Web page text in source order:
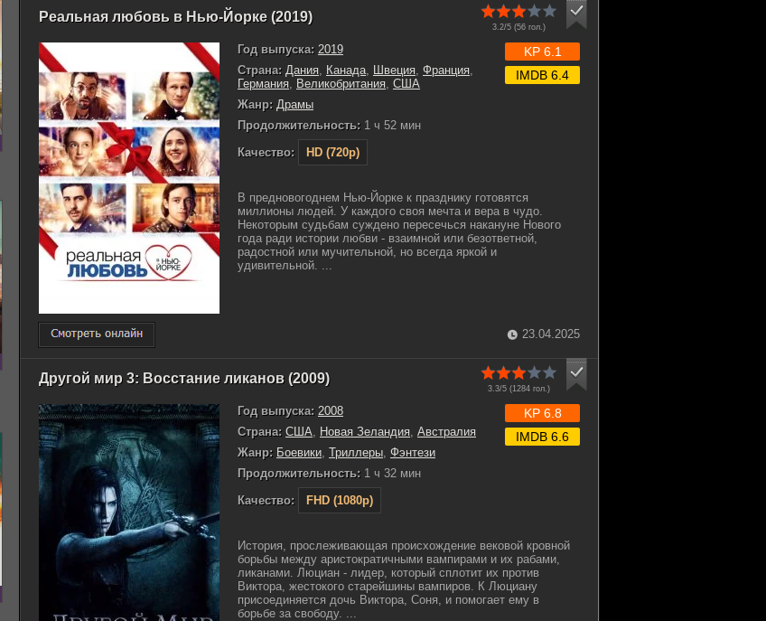
Реальная любовь в Нью-Йорке (2019)
3.2/5 (56 гол.)
Год выпуска: 2019
Страна: Дания, Канада, Швеция, Франция,
Германия, Великобритания, США
Жанр: Драмы
Продолжительность: 1 ч 52 мин
Качество:
HD (720p)
KP 6.1
IMDB 6.4
В предновогоднем Нью-Йорке к празднику готовятся
миллионы людей. У каждого своя мечта и вера в чудо.
Некоторым судьбам суждено пересечься накануне Нового
года ради истории любви - взаимной или безответной,
радостной или мучительной, но всегда яркой и
удивительной. ...
23.04.2025
Другой мир 3: Восстание ликанов (2009)
3.3/5 (1284 гол.)
Год выпуска: 2008
Страна: США Новая Зеландия Австралия
Жанр: Боевики Триллеры Фэнтези
Продолжительность: 1 ч 32 мин
Качество:
FHD (1080p)
KP 6.8
IMDB 6.6
История, прослеживающая происхождение вековой кровной
борьбы между аристократичными вампирами и их рабами,
ликанами. Люциан - лидер, который сплотит их против
Виктора, жестокого старейшины вампиров. К Люциану
присоединяется дочь Виктора, Соня, и помогает ему в
борьбе за свободу. ...